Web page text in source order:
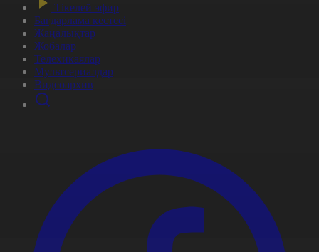
Тікелей эфир
Бағдарлама кестесі
Жаңалықтар
Жобалар
Телехикаялар
Мультсериалдар
Видеоархив